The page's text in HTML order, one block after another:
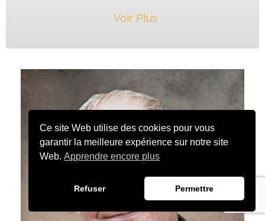
Voir Plus
Ce site Web utilise des cookies pour vous
garantir la meilleure expérience sur notre site
Web.Apprendre encore plus
Refuser Permettre